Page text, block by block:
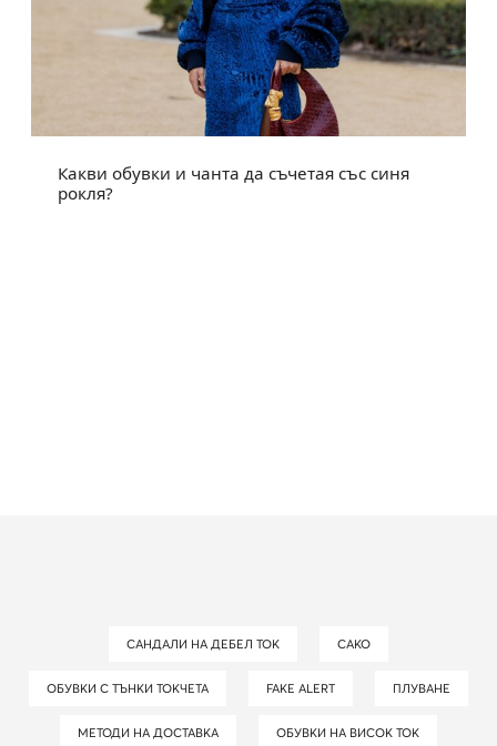
Какви обувки и чанта да съчетая със синя
рокля?
САНДАЛИ НА ДЕБЕЛ ТОК САКО
ОБУВКИ С ТЪНКИ ТОКЧЕТА FAKE ALERT ПЛУВАНЕ
МЕТОДИ НА ДОСТАВКА ОБУВКИ НА ВИСОК ТОК